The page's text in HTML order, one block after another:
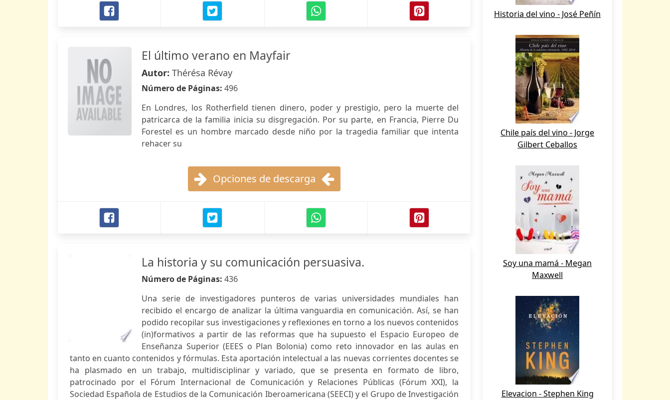
El último verano en Mayfair
Autor: Thérésa Révay
Número de Páginas: 496
En Londres, los Rotherfield tienen dinero, poder y prestigio, pero la muerte del
patricarca de la familia inicia su disgregación. Por su parte, en Francia, Pierre Du
Forestel es un hombre marcado desde niño por la tragedia familiar que intenta
rehacer su
Opciones de descarga
La historia y su comunicación persuasiva.
Número de Páginas: 436
Una serie de investigadores punteros de varias universidades mundiales han
recibido el encargo de analizar la última vanguardia en comunicación. Así, se han
podido recopilar sus investigaciones y reflexiones en torno a los nuevos contenidos
(in)formativos a partir de las reformas que ha supuesto el Espacio Europeo de
Enseñanza Superior (EEES o Plan Bolonia) como reto innovador en las aulas en
tanto en cuanto contenidos y fórmulas. Esta aportación intelectual a las nuevas corrientes docentes se
ha plasmado en un trabajo, multidisciplinar y variado, que se presenta en formato de libro,
patrocinado por el Fórum Internacional de Comunicación y Relaciones Públicas (Fórum XXI), la
Sociedad Española de Estudios de la Comunicación Iberoamericana (SEECI) y el Grupo de Investigación
Historia del vino - José Peñín
Chile país del vino - Jorge
Gilbert Ceballos
Soy una mamá - Megan
Maxwell
Elevacion - Stephen King